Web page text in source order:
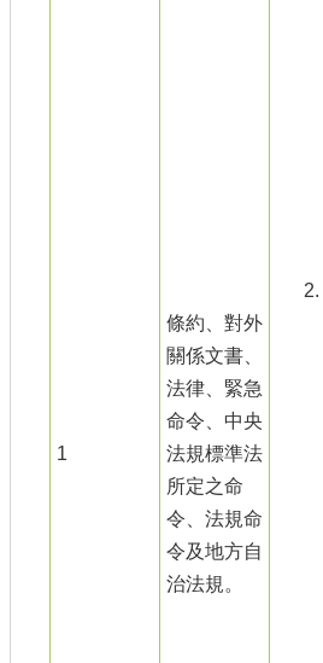
政府網站資料開放宣告
1
條約、對外
關係文書、
法律、緊急
命令、中央
法規標準法
所定之命
令、法規命
令及地方自
治法規。